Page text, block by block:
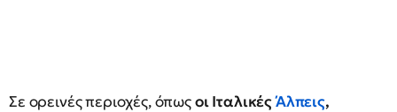
Σε ορεινές περιοχές, όπωςοι ΙταλικέςΆλπεις,